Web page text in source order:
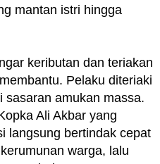
mantan istri hingga
keributan dan teriakan
Pelaku diteriaki
sasaran amukan massa.
Ali Akbar yang
langsung bertindak cepat
warga, lalu